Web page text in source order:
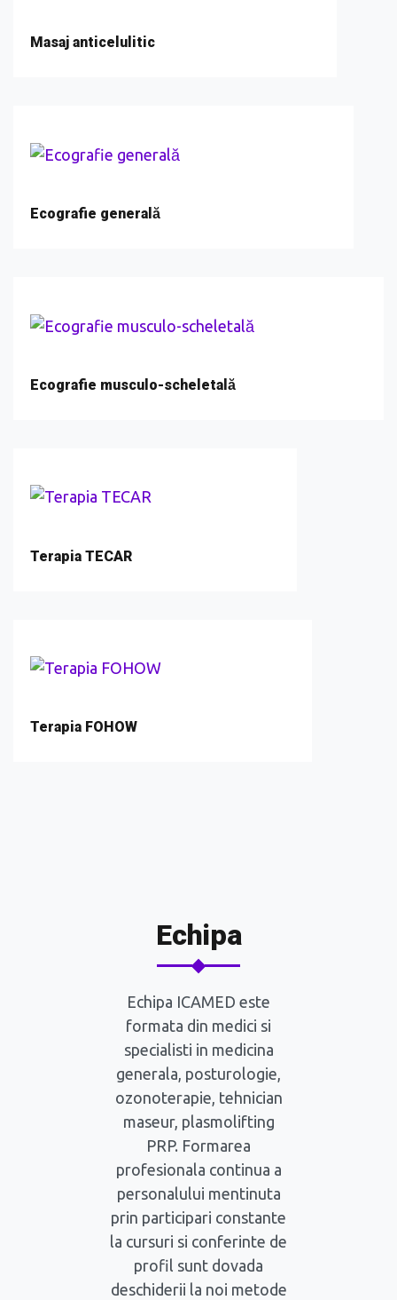
Masaj anticelulitic
Ecografie generală
Ecografie musculo-scheletală
Terapia TECAR
Terapia FOHOW
Echipa
Echipa ICAMED este
formata din medici si
specialisti in medicina
generala, posturologie,
ozonoterapie, tehnician
maseur, plasmolifting
PRP. Formarea
profesionala continua a
personalului mentinuta
prin participari constante
la cursuri si conferinte de
profil sunt dovada
deschiderii la noi metode